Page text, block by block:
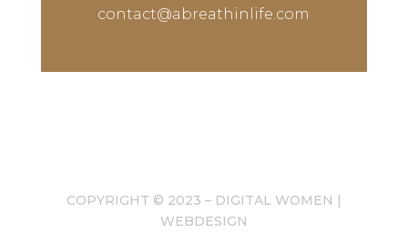
contact@abreathinlife.com
COPYRIGHT © 2023 – DIGITAL WOMEN |
WEBDESIGN